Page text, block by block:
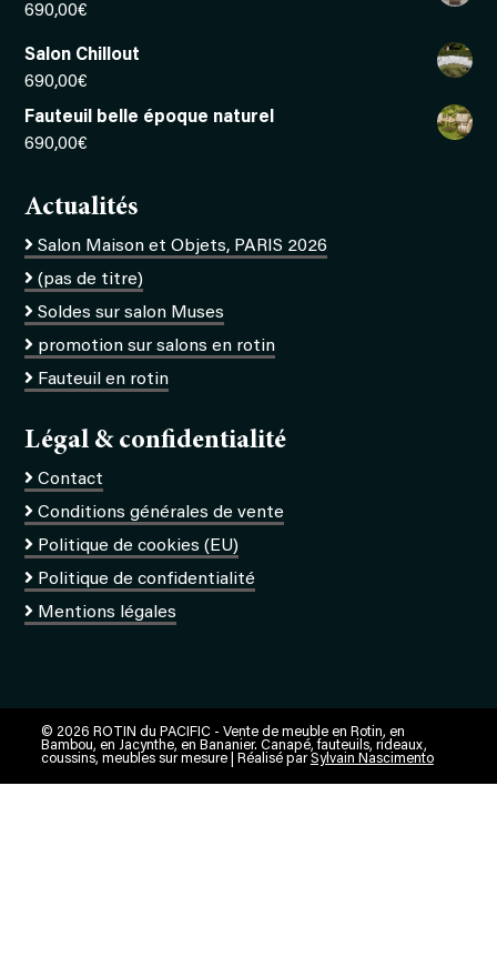
690,00€
Salon Chillout
690,00€
Fauteuil belle époque naturel
690,00€
Actualités
Salon Maison et Objets, PARIS 2026
(pas de titre)
Soldes sur salon Muses
promotion sur salons en rotin
Fauteuil en rotin
Légal & confidentialité
Contact
Conditions générales de vente
Politique de cookies (EU)
Politique de confidentialité
Mentions légales
© 2026 ROTIN du PACIFIC - Vente de meuble en Rotin, en
Bambou, en Jacynthe, en Bananier. Canapé, fauteuils, rideaux,
coussins, meubles sur mesure | Réalisé parSylvain Nascimento